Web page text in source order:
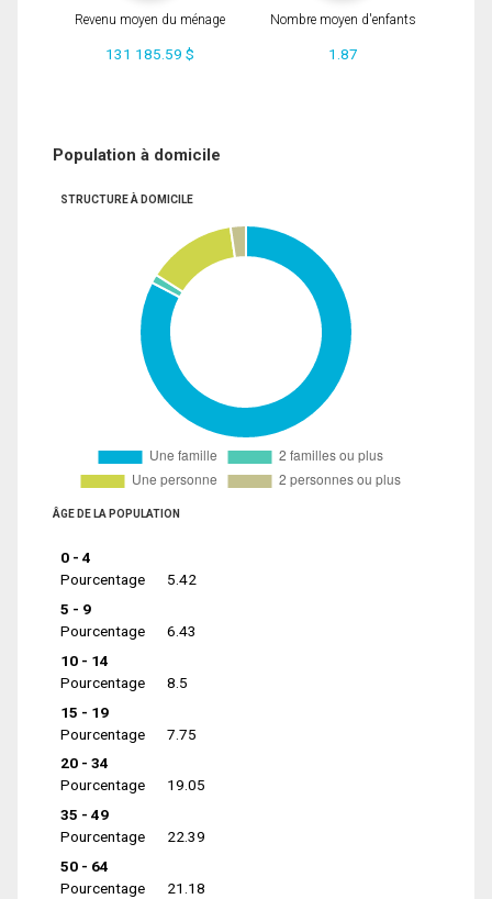
Revenu moyen du ménage
131 185.59 $
Nombre moyen d'enfants
1.87
Population à domicile
STRUCTURE À DOMICILE
ÂGE DE LA POPULATION
0 - 4
Pourcentage
5.42
5 - 9
Pourcentage
6.43
10 - 14
Pourcentage
8.5
15 - 19
Pourcentage
7.75
20 - 34
Pourcentage
19.05
35 - 49
Pourcentage
22.39
50 - 64
Pourcentage
21.18